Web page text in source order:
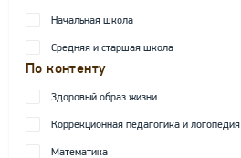
Начальная школа
Средняя и старшая школа
По контенту
Здоровый образ жизни
Коррекционная педагогика и логопедия
Математика